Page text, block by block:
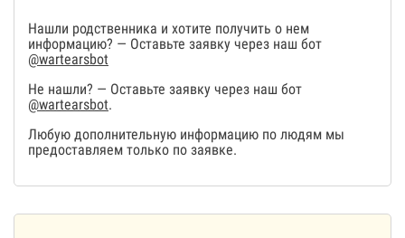
Нашли родственника и хотите получить о нем
информацию? — Оставьте заявку через наш бот
@wartearsbot
Не нашли? — Оставьте заявку через наш бот
@wartearsbot.
Любую дополнительную информацию по людям мы
предоставляем только по заявке.